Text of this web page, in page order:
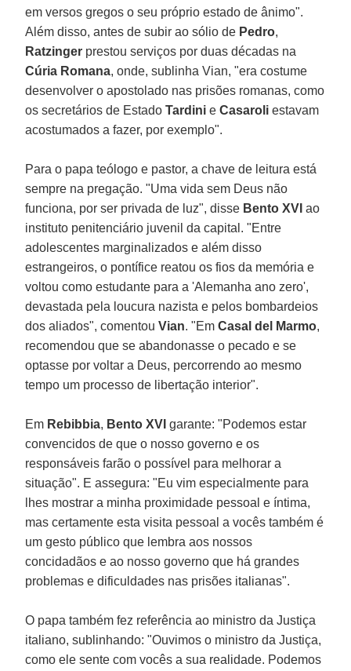
em versos gregos o seu próprio estado de ânimo".
Além disso, antes de subir ao sólio de Pedro,
Ratzinger prestou serviços por duas décadas na
Cúria Romana, onde, sublinha Vian, "era costume
desenvolver o apostolado nas prisões romanas, como
os secretários de EstadoTardinieCasaroli estavam
acostumados a fazer, por exemplo".
Para o papa teólogo e pastor, a chave de leitura está
sempre na pregação. "Uma vida sem Deus não
funciona, por ser privada de luz", disse Bento XVIao
instituto penitenciário juvenil da capital. "Entre
adolescentes marginalizados e além disso
estrangeiros, o pontífice reatou os fios da memória e
voltou como estudante para a 'Alemanha ano zero',
devastada pela loucura nazista e pelos bombardeios
dos aliados", comentouVian. "EmCasal del Marmo,
recomendou que se abandonasse o pecado e se
optasse por voltar a Deus, percorrendo ao mesmo
tempo um processo de libertação interior".
Em Rebibbia, Bento XVIgarante: "Podemos estar
convencidos de que o nosso governo e os
responsáveis farão o possível para melhorar a
situação". E assegura: "Eu vim especialmente para
lhes mostrar a minha proximidade pessoal e íntima,
mas certamente esta visita pessoal a vocês também é
um gesto público que lembra aos nossos
concidadãos e ao nosso governo que há grandes
problemas e dificuldades nas prisões italianas".
O papa também fez referência ao ministro da Justiça
italiano, sublinhando: "Ouvimos o ministro da Justiça,
como ele sente com vocês a sua realidade. Podemos